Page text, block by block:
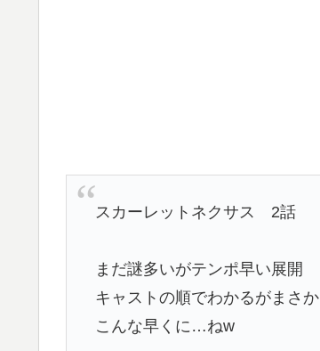
スカーレットネクサス 2話
まだ謎多いがテンポ早い展開
キャストの順でわかるがまさか
こんな早くに…ねw